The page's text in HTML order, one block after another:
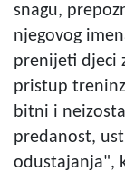
snagu,
njegovog
prenijeti djeci
pristup
bitni i
predanost,
odustajanja",